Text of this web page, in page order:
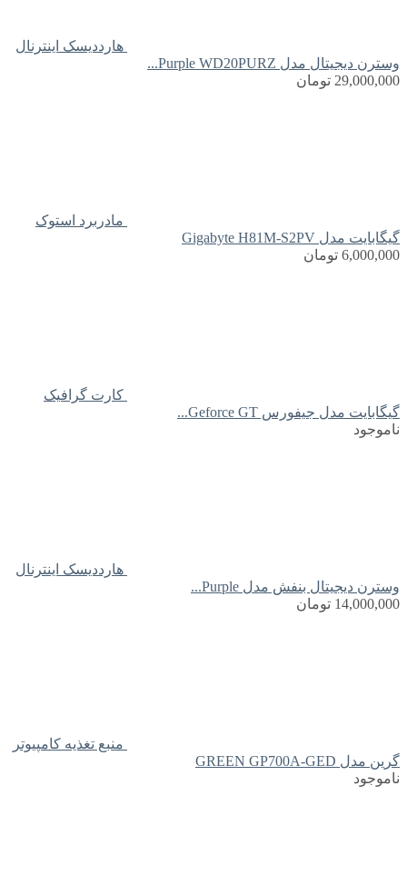
هارددیسک اینترنال
وسترن دیجیتال مدل Purple WD20PURZ...
29,000,000 تومان
مادربرد استوک
گیگابایت مدل Gigabyte H81M-S2PV
6,000,000 تومان
کارت گرافیک
گیگابایت مدل جیفورس Geforce GT...
ناموجود
هارددیسک اینترنال
وسترن دیجیتال بنفش مدل Purple...
14,000,000 تومان
منبع تغذیه کامپیوتر
گرین مدل GREEN GP700A-GED
ناموجود